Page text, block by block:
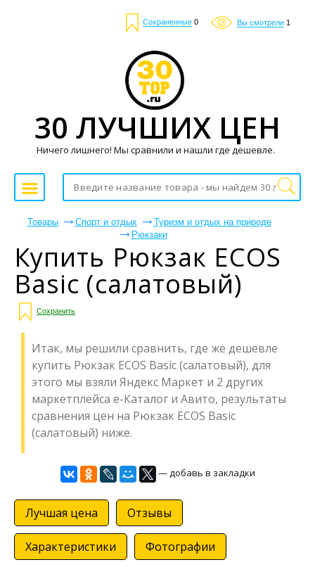
Сохраненные 0 Вы смотрели 1
Товары Спорт и отдых
Туризм и отдых на природе
Рюкзаки
Купить Рюкзак ECOS
Basic (салатовый)
Сохранить
Итак, мы решили сравнить, где же дешевле
купить Рюкзак ECOS Basic (салатовый), для
этого мы взяли Яндекс Маркет и 2 других
маркетплейса е-Каталог и Авито, результаты
сравнения цен на Рюкзак ECOS Basic
(салатовый) ниже.
— добавь в закладки
Лучшая цена Отзывы
Характеристики Фотографии
30 ЛУЧШИХ ЦЕН
Ничего лишнего! Мы сравнили и нашли где дешевле.